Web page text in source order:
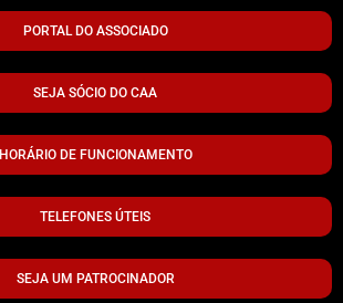
PORTAL DO ASSOCIADO
SEJA SÓCIO DO CAA
HORÁRIO DE FUNCIONAMENTO
TELEFONES ÚTEIS
SEJA UM PATROCINADOR